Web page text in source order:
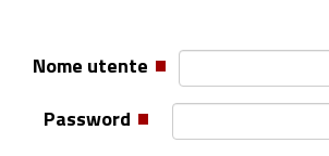
Nome utente
Password